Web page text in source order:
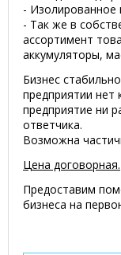
- Изолированное
- Так же в
ассортимент
аккумуляторы,
Бизнес
предприятии нет
предприятие ни
ответчика.
Возможна
Цена договорная.
Предоставим
бизнеса на